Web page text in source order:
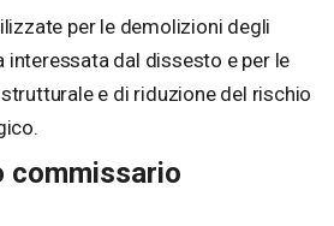
per le demolizioni degli
interessata dal dissesto e per le
e di riduzione del rischio
commissario